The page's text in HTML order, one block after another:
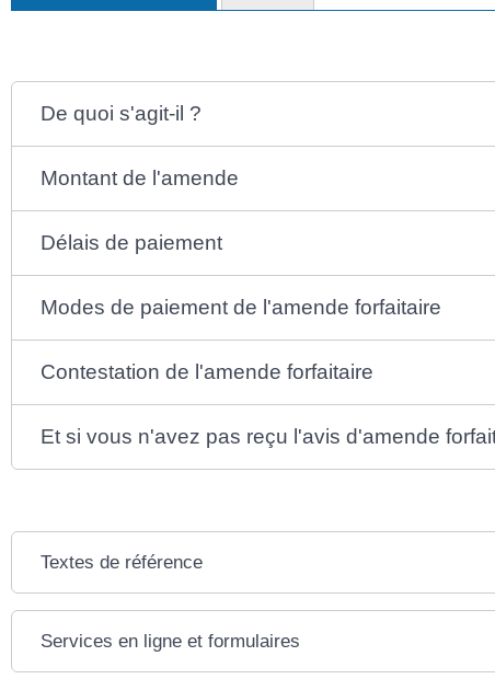
De quoi s'agit-il ?
Montant de l'amende
Délais de paiement
Modes de paiement de l'amende forfaitaire
Contestation de l'amende forfaitaire
Et si vous n'avez pas reçu l'avis d'amende
Textes de référence
Services en ligne et formulaires